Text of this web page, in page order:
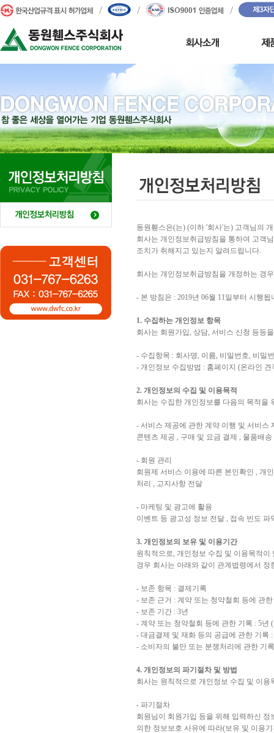
동원휀스은(는) (이하 '회사'는) 고객님의
회사는 개인정보취급방침을 통하여 고객
조치가 취해지고 있는지 알려드립니다.
회사는 개인정보취급방침을 개정하는 경
- 본 방침은 : 2019년 06월 11일부터 시행됩
1. 수집하는 개인정보 항목
회사는 회원가입, 상담, 서비스 신청 등등
- 수집항목 : 회사명, 이름, 비밀번호, 비밀
- 개인정보 수집방법 : 홈페이지 (온라인
2. 개인정보의 수집 및 이용목적
회사는 수집한 개인정보를 다음의 목적을
- 서비스 제공에 관한 계약 이행 및 서비스
콘텐츠 제공 , 구매 및 요금 결제 , 물품배
- 회원 관리
회원제 서비스 이용에 따른 본인확인 , 개
처리 , 고지사항 전달
- 마케팅 및 광고에 활용
이벤트 등 광고성 정보 전달 , 접속 빈도
3. 개인정보의 보유 및 이용기간
원칙적으로, 개인정보 수집 및 이용목적
경우 회사는 아래와 같이 관계법령에서
- 보존 항목 : 결제기록
- 보존 근거 : 계약 또는 청약철회 등에 관
- 보존 기간 : 3년
- 계약 또는 청약철회 등에 관한 기록 : 5
- 대금결제 및 재화 등의 공급에 관한 기록
- 소비자의 불만 또는 분쟁처리에 관한 기
4. 개인정보의 파기절차 및 방법
회사는 원칙적으로 개인정보 수집 및 이
- 파기절차
회원님이 회원가입 등을 위해 입력하신
의한 정보보호 사유에 따라(보유 및 이용